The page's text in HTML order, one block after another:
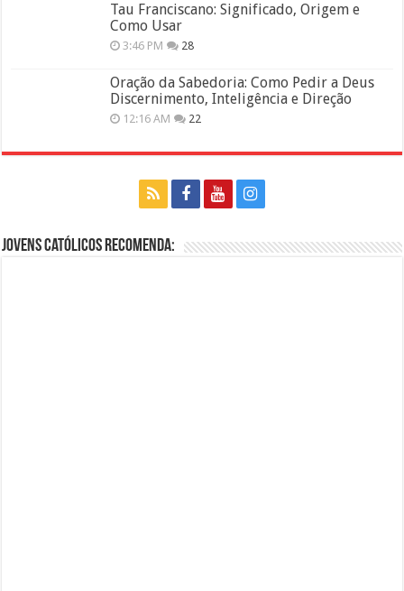
Tau Franciscano: Significado, Origem e
Como Usar
3:46 PM 28
Oração da Sabedoria: Como Pedir a Deus
Discernimento, Inteligência e Direção
12:16 AM 22
Jovens Católicos Recomenda: